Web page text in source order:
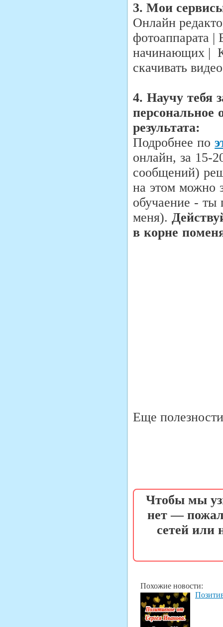
3. Мои
Онлайн
фотоаппарата
начинающих |
скачивать
4. Научу тебя
персональное
результата:
Подробнее по
онлайн, за 15-
сообщений)
на этом можно
обучаение - ты
меня).
в корне
Еще
Чтобы мы
нет —
сетей или
Похожие новости: